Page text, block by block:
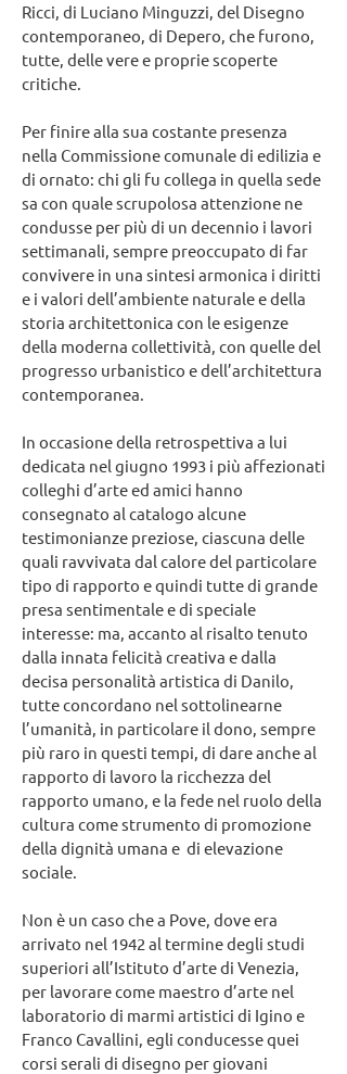
Ricci, di Luciano Minguzzi, del Disegno
contemporaneo, di Depero, che furono,
tutte, delle vere e proprie scoperte
critiche.
Per finire alla sua costante presenza
nella Commissione comunale di edilizia e
di ornato: chi gli fu collega in quella sede
sa con quale scrupolosa attenzione ne
condusse per più di un decennio i lavori
settimanali, sempre preoccupato di far
convivere in una sintesi armonica i diritti
e i valori dell’ambiente naturale e della
storia architettonica con le esigenze
della moderna collettività, con quelle del
progresso urbanistico e dell’architettura
contemporanea.
In occasione della retrospettiva a lui
dedicata nel giugno 1993 i più affezionati
colleghi d’arte ed amici hanno
consegnato al catalogo alcune
testimonianze preziose, ciascuna delle
quali ravvivata dal calore del particolare
tipo di rapporto e quindi tutte di grande
presa sentimentale e di speciale
interesse: ma, accanto al risalto tenuto
dalla innata felicità creativa e dalla
decisa personalità artistica di Danilo,
tutte concordano nel sottolinearne
l’umanità, in particolare il dono, sempre
più raro in questi tempi, di dare anche al
rapporto di lavoro la ricchezza del
rapporto umano, e la fede nel ruolo della
cultura come strumento di promozione
della dignità umana e di elevazione
sociale.
Non è un caso che a Pove, dove era
arrivato nel 1942 al termine degli studi
superiori all’Istituto d’arte di Venezia,
per lavorare come maestro d’arte nel
laboratorio di marmi artistici di Igino e
Franco Cavallini, egli conducesse quei
corsi serali di disegno per giovani